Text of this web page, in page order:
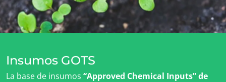
Insumos GOTS
La base de insumos “Approved Chemical Inputs” de